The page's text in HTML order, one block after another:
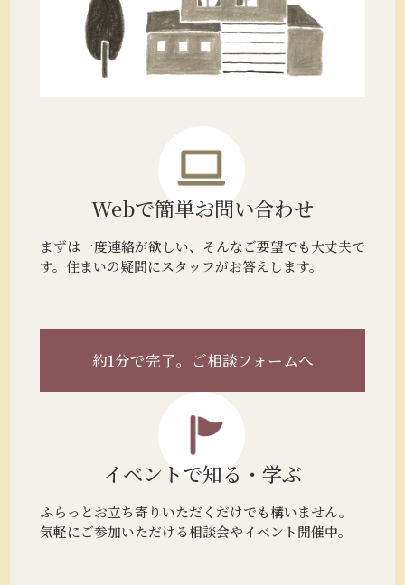
Webで簡単お問い合わせ
まずは一度連絡が欲しい、そんなご要望でも大丈夫で
す。住まいの疑問にスタッフがお答えします。
約1分で完了。 ご相談フォームへ
イベントで知る・学ぶ
ふらっとお立ち寄りいただくだけでも構いません。
気軽にご参加いただける相談会やイベント開催中。